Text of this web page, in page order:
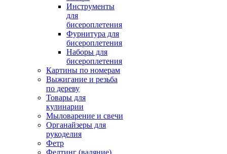
Инструменты
для
бисероплетения
Фурнитура для
бисероплетения
Наборы для
бисероплетения
Картины по номерам
Выжигание и резьба
по дереву
Товары для
кулинарии
Мыловарение и свечи
Органайзеры для
рукоделия
Фетр
Фелтинг (валяние)